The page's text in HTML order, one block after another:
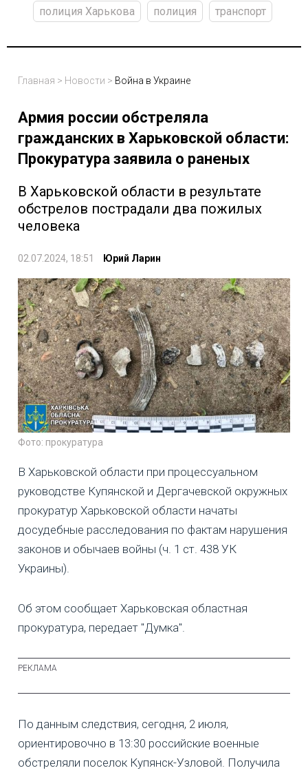
полиция Харькова
полиция транспорт
Главная > Новости > Война в Украине
Армия россии обстреляла
гражданских в Харьковской области:
Прокуратура заявила о раненых
В Харьковской области в результате
обстрелов пострадали два пожилых
человека
02.07.2024, 18:51 Юрий Ларин
Фото: прокуратура
В Харьковской области при процессуальном
руководстве Купянской и Дергачевской окружных
прокуратур Харьковской области начаты
досудебные расследования по фактам нарушения
законов и обычаев войны (ч. 1 ст. 438 УК
Украины).
Об этом сообщает Харьковская областная
прокуратура, передает "Думка".
По данным следствия, сегодня, 2 июля,
ориентировочно в 13:30 российские военные
обстреляли поселок Купянск-Узловой. Получила